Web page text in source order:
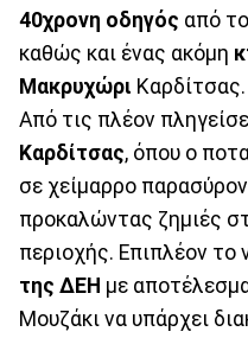
40χρονη οδηγός από
καθώς και ένας ακόμη
Μακρυχώρι Καρδίτσας.
Από τις πλέον
Καρδίτσας, όπου ο
σε χείμαρρο
προκαλώντας ζημιές
περιοχής. Επιπλέον το
της ΔΕΗ με
Μουζάκι να υπάρχει